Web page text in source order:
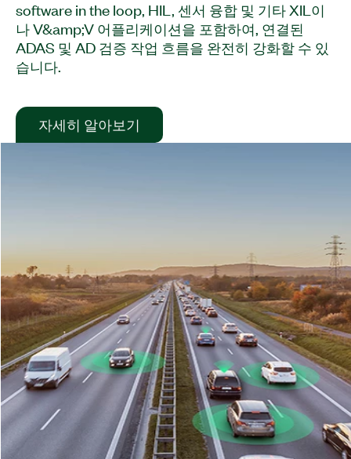
software in the loop, HIL, 센서 융합 및 기타 XIL이
나 V&amp;V 어플리케이션을 포함하여, 연결된
ADAS 및 AD 검증 작업 흐름을 완전히 강화할 수 있
습니다.
자세히 알아보기